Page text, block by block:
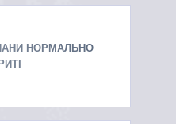
НОРМАЛЬНО